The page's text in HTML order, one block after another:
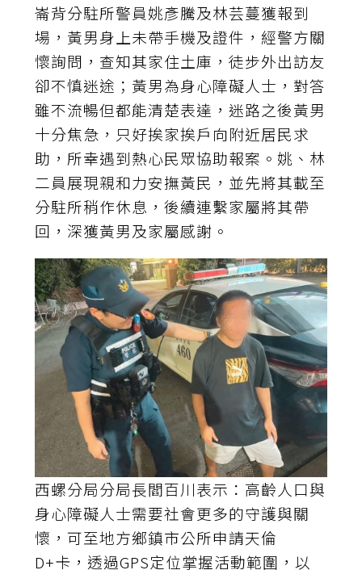
崙背分駐所警員姚彥騰及林芸蔓獲報到
場，黃男身上未帶手機及證件，經警方關
懷詢問，查知其家住土庫，徒步外出訪友
卻不慎迷途；黃男為身心障礙人士，對答
雖不流暢但都能清楚表達，迷路之後黃男
十分焦急，只好挨家挨戶向附近居民求
助，所幸遇到熱心民眾協助報案。姚、林
二員展現親和力安撫黃民，並先將其載至
分駐所稍作休息，後續連繫家屬將其帶
回，深獲黃男及家屬感謝。
西螺分局分局長閻百川表示：高齡人口與
身心障礙人士需要社會更多的守護與關
懷，可至地方鄉鎮市公所申請天倫
D+卡，透過GPS定位掌握活動範圍，以